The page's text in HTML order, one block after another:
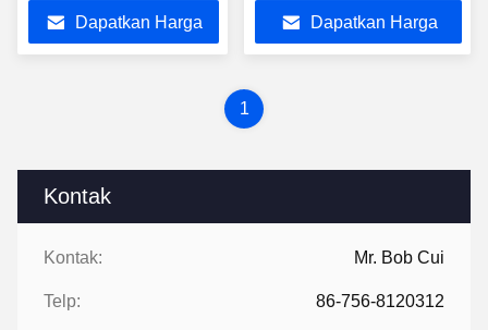
Kontak
Kontak: Mr. Bob Cui
Telp: 86-756-8120312
PlayerDapatkan Harga
Dapatkan Harga
1